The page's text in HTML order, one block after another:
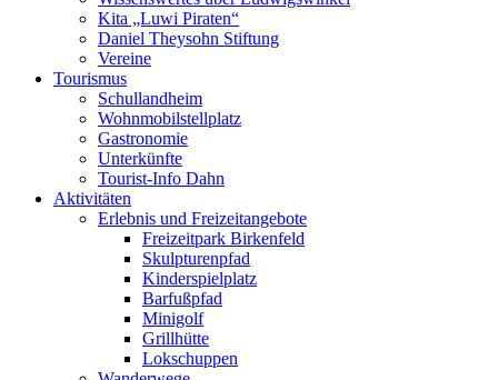
Kita „Luwi Piraten“
Daniel Theysohn Stiftung
Vereine
Tourismus
Schullandheim
Wohnmobilstellplatz
Gastronomie
Unterkünfte
Tourist-Info Dahn
Aktivitäten
Erlebnis und Freizeitangebote
Freizeitpark Birkenfeld
Skulpturenpfad
Kinderspielplatz
Barfußpfad
Minigolf
Grillhütte
Lokschuppen